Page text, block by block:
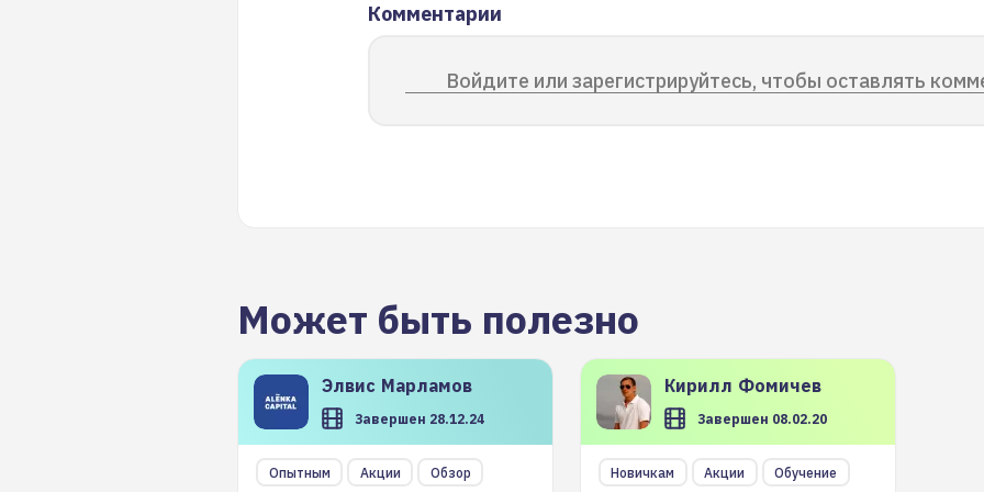
Комментарии
Войдите или зарегистрируйтесь, чтобы оставлять
Может быть полезно
Элвис Марламов
Завершен 28.12.24
Опытным Акции Обзор
Кирилл Фомичев
Завершен 08.02.20
Новичкам Акции Обучение